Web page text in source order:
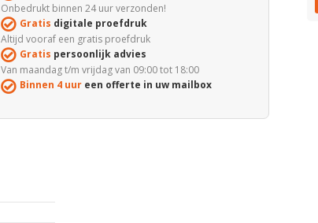
Onbedrukt binnen 24 uur verzonden!
Gratis digitale proefdruk
Altijd vooraf een gratis proefdruk
Gratis persoonlijk advies
Van maandag t/m vrijdag van 09:00 tot 18:00
Binnen 4 uureen offerte in uw mailbox